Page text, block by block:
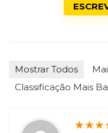
Mostrar Todos
Classificação Mais
★★★